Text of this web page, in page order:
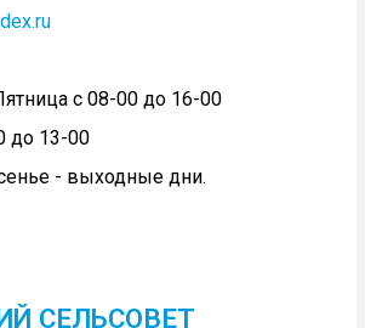
с 08-00 до 16-00
до 13-00
- выходные дни.
СЕЛЬСОВЕТ